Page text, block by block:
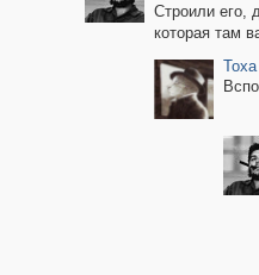
Строили его,
которая там
Toxa